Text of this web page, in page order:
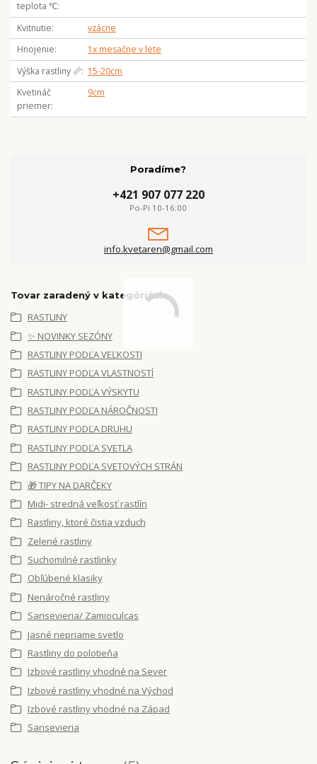
teplota ℃
Kvitnutie
vzácne
Hnojenie
1x mesačne v lete
Výška rastliny 📏
15-20cm
Kvetináč
priemer
9cm
Poradíme?
+421 907 077 220
Po-Pi 10-16:00
info.kvetaren@gmail.com
Tovar zaradený v kategóriách
RASTLINY
✨ NOVINKY SEZÓNY
RASTLINY PODĽA VEĽKOSTI
RASTLINY PODĽA VLASTNOSTÍ
RASTLINY PODĽA VÝSKYTU
RASTLINY PODĽA NÁROČNOSTI
RASTLINY PODĽA DRUHU
RASTLINY PODĽA SVETLA
RASTLINY PODĽA SVETOVÝCH STRÁN
🎁 TIPY NA DARČEKY
Midi- stredná veľkosť rastlín
Rastliny, ktoré čistia vzduch
Zelené rastliny
Suchomilné rastlinky
Obľúbené klasiky
Nenáročné rastliny
Sansevieria/ Zamioculcas
Jasné nepriame svetlo
Rastliny do polotieňa
Izbové rastliny vhodné na Sever
Izbové rastliny vhodné na Východ
Izbové rastliny vhodné na Západ
Sansevieria